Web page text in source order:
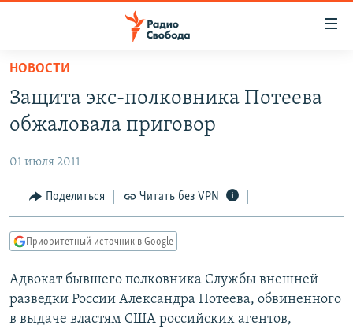
упрощенного
доступа
Вернуться
основному
Вернутся
главной
навигации
Вернутся
поиску
ПОДКАСТЫ
АВТОРСКИЕ ПРОЕКТЫ
ЦИТАТЫ СВОБОДЫ
МНЕНИЯ
IDEL.РЕАЛИИ
КАВКАЗ.РЕАЛИИ
СЕВЕР.РЕАЛИИ
НОВОСТИ
Защита экс-полковника Потеева
обжаловала приговор
01 июля 2011
Поделиться Читать без VPN
Приоритетный источник в Google
Адвокат бывшего полковника Службы внешней
разведки России Александра Потеева, обвиненного
в выдаче властям США российских агентов,